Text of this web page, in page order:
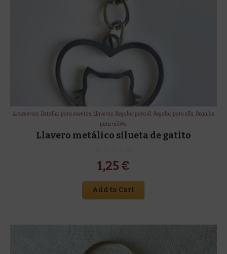
Accesorios, Detalles para eventos, Llaveros, Regalos para él, Regalos para ella, Regalos
para niñ@s
Llavero metálico silueta de gatito
1,25€
Add to Cart